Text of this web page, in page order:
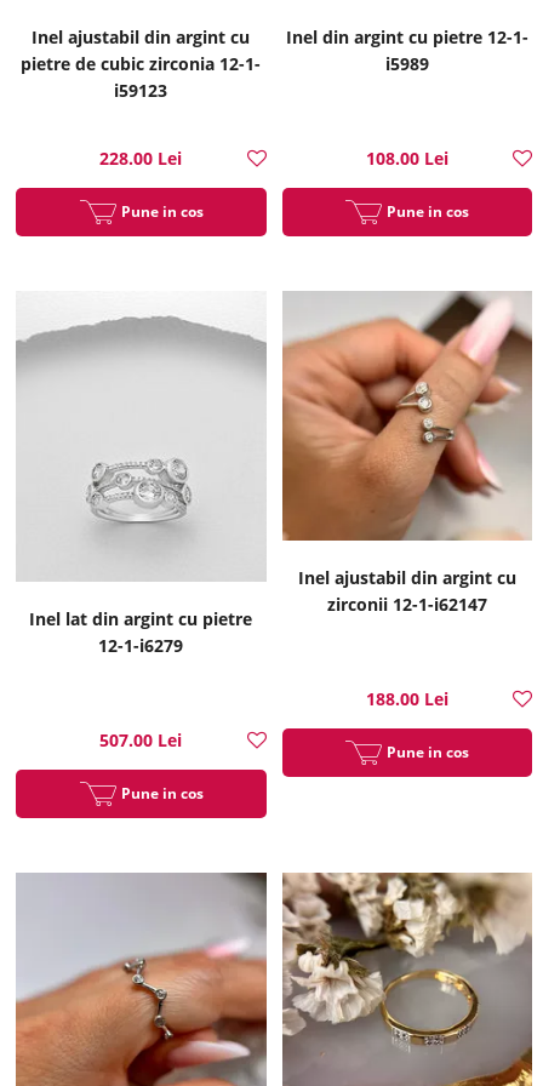
Inel ajustabil din argint cu
pietre de cubic zirconia 12-1-
i59123
228.00 Lei
Pune in cos
Inel din argint cu pietre 12-1-
i5989
108.00 Lei
Pune in cos
Inel lat din argint cu pietre
12-1-i6279
507.00 Lei
Pune in cos
Inel ajustabil din argint cu
zirconii 12-1-i62147
188.00 Lei
Pune in cos